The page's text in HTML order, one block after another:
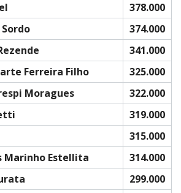
378.000
374.000
341.000
Ferreira Filho
325.000
Moragues
322.000
319.000
315.000
Marinho Estellita
314.000
299.000